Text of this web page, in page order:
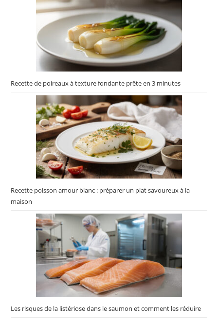
Recette de poireaux à texture fondante prête en 3 minutes
Recette poisson amour blanc : préparer un plat savoureux à la
maison
Les risques de la listériose dans le saumon et comment les réduire